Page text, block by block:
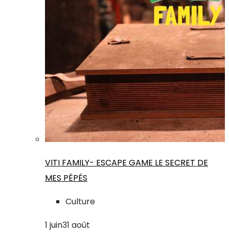
VITI FAMILY- ESCAPE GAME LE SECRET DE
MES PÉPÉS
Culture
1 juin31 août